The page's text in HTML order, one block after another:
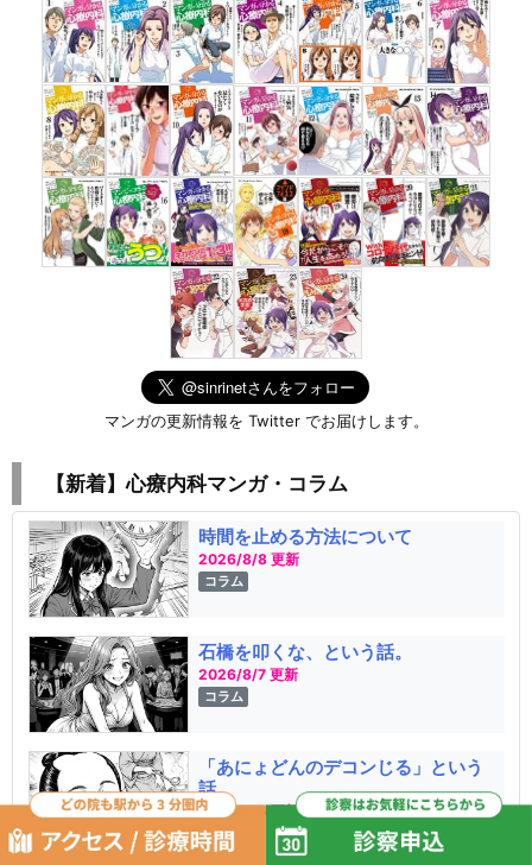
マンガの更新情報を Twitter でお届けします。
【新着】心療内科マンガ・コラム
時間を止める方法について
2026/8/8 更新
コラム
石橋を叩くな、という話。
2026/8/7 更新
コラム
「あにょどんのデコンじる」という
話。
2026/8/6 更新
コラム